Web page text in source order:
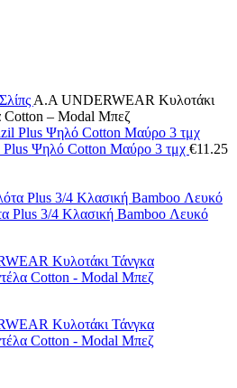
Σλίπς Α.A UNDERWEAR Κυλοτάκι
Cotton – Modal Μπεζ
Ψηλό Cotton Μαύρο 3 τμχ €11.25
3/4 Κλασική Bamboo Λευκό